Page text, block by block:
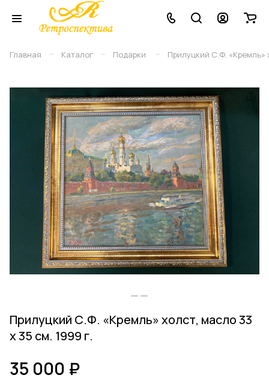
Главная – Каталог – Подарки – Прилуцкий С.Ф. «Кремль»
Прилуцкий С.Ф. «Кремль» холст, масло 33
х 35 см. 1999 г.
35 000 ₽